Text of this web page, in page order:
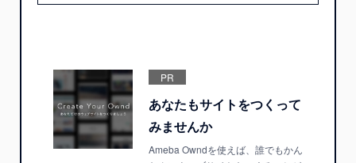
PR
あなたもサイトをつくって
みませんか
Ameba Owndを使えば、誰でもかん